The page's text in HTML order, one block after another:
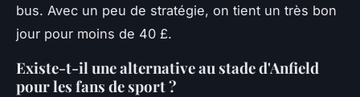
bus. Avec un peu de stratégie, on tient un très bon
jour pour moins de 40 £.
Existe-t-il une alternative au stade d'Anfield
pour les fans de sport ?